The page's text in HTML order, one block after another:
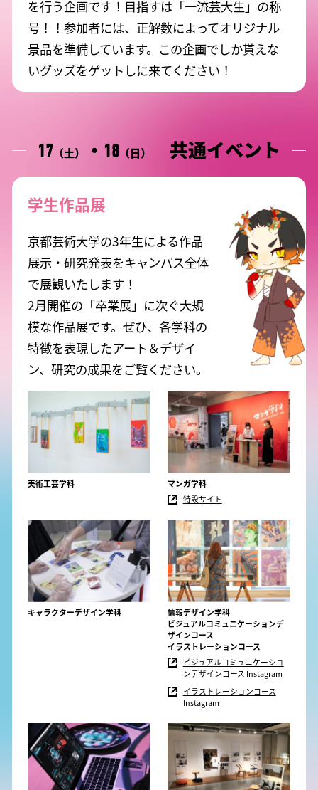
を行う企画です！目指すは「一流芸大生」の称
号！！参加者には、正解数によってオリジナル
景品を準備しています。この企画でしか貰えな
いグッズをゲットしに来てください！
17 （土） ・ 18 （日） 共通イベント
学生作品展
京都芸術大学の3年生による作品
展示・研究発表をキャンパス全体
で展観いたします！
2月開催の「卒業展」に次ぐ大規
模な作品展です。ぜひ、各学科の
特徴を表現したアート＆デザイ
ン、研究の成果をご覧ください。
美術工芸学科
マンガ学科
特設サイト
キャラクターデザイン学科
情報デザイン学科
ビジュアルコミュニケーションデ
ザインコース
イラストレーションコース
ビジュアルコミュニケーショ
ンデザインコース Instagram
イラストレーションコース
Instagram